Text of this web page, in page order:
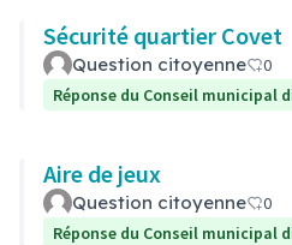
Sécurité quartier Covet
Question citoyenne
0
Réponse du Conseil municipal
Aire de jeux
Question citoyenne
0
Réponse du Conseil municipal